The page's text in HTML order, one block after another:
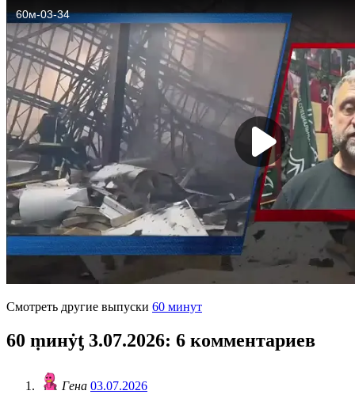
Смотреть другие выпуски 60 минут
60 ṃинẏƫ 3.07.2026: 6 комментариев
Гена 03.07.2026